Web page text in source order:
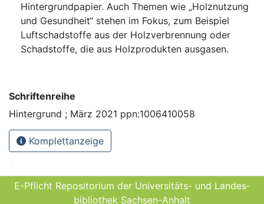
Hintergrundpapier. Auch Themen wie „Holznutzung
und Gesundheit“ stehen im Fokus, zum Beispiel
Luftschadstoffe aus der Holzverbrennung oder
Schadstoffe, die aus Holzprodukten ausgasen.
Schriftenreihe
Hintergrund ; März 2021 ppn:1006410058
Komplettanzeige
E-Pflicht Repositorium der Universitäts- und Landes­
bibliothek Sachsen-Anhalt